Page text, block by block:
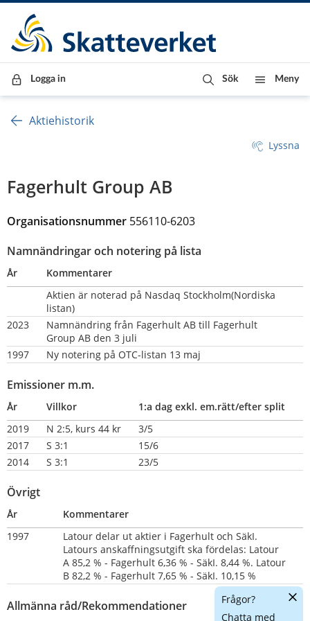
Till innehåll
Till navigationen
Till chattrobot
Logga in Sök Meny
Aktiehistorik
Lyssna
Fagerhult Group AB
Organisationsnummer 556110-6203
Namnändringar och notering på lista
År
Kommentarer
Aktien är noterad på Nasdaq Stockholm(Nordiska
listan)
2023
Namnändring från Fagerhult AB till Fagerhult
Group AB den 3 juli
1997
Ny notering på OTC-listan 13 maj
Emissioner m.m.
År Villkor
1:a dag exkl. em.rätt/efter split
2019
N 2:5, kurs 44 kr
3/5
2017
S 3:1
15/6
2014
S 3:1 23/5
Övrigt
År
Kommentarer
1997
Latour delar ut aktier i Fagerhult och SäkI.
Latours anskaffningsutgift ska fördelas: Latour
A 85,2 % - Fagerhult 6,36 % - SäkI. 8,44 %. Latour
B 82,2 % - Fagerhult 7,65 % - SäkI. 10,15 %
Allmänna råd/Rekommendationer
Frågor?
Chatta med
Dölj